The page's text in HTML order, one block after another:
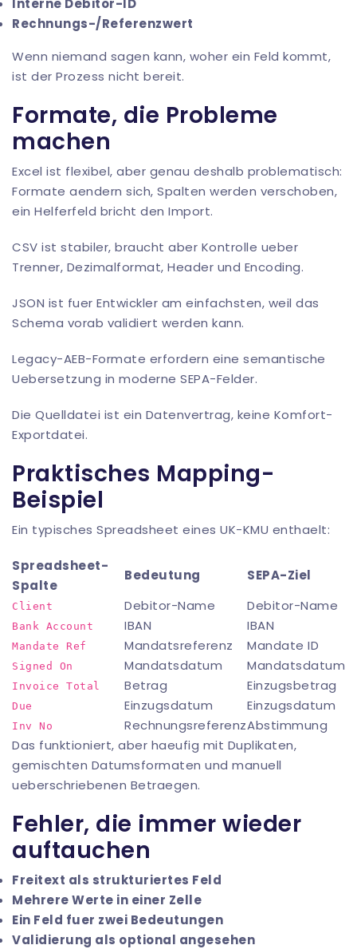
Interne Debitor-ID
Rechnungs-/Referenzwert
Wenn niemand sagen kann, woher ein Feld kommt,
ist der Prozess nicht bereit.
Formate, die Probleme
machen
Excel ist flexibel, aber genau deshalb problematisch:
Formate aendern sich, Spalten werden verschoben,
ein Helferfeld bricht den Import.
CSV ist stabiler, braucht aber Kontrolle ueber
Trenner, Dezimalformat, Header und Encoding.
JSON ist fuer Entwickler am einfachsten, weil das
Schema vorab validiert werden kann.
Legacy-AEB-Formate erfordern eine semantische
Uebersetzung in moderne SEPA-Felder.
Die Quelldatei ist ein Datenvertrag, keine Komfort-
Exportdatei.
Praktisches Mapping-
Beispiel
Ein typisches Spreadsheet eines UK-KMU enthaelt:
Spreadsheet-
Spalte
Bedeutung SEPA-Ziel
Client Debitor-Name Debitor-Name
Bank Account IBAN IBAN
Mandate Ref Mandatsreferenz Mandate ID
Signed On Mandatsdatum Mandatsdatum
Invoice Total Betrag Einzugsbetrag
Due Einzugsdatum Einzugsdatum
Inv No RechnungsreferenzAbstimmung
Das funktioniert, aber haeufig mit Duplikaten,
gemischten Datumsformaten und manuell
ueberschriebenen Betraegen.
Fehler, die immer wieder
auftauchen
Freitext als strukturiertes Feld
Mehrere Werte in einer Zelle
Ein Feld fuer zwei Bedeutungen
Validierung als optional angesehen